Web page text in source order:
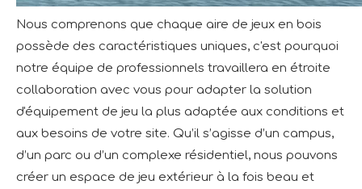
Nous comprenons que chaque aire de jeux en bois
possède des caractéristiques uniques, c'est pourquoi
notre équipe de professionnels travaillera en étroite
collaboration avec vous pour adapter la solution
d'équipement de jeu la plus adaptée aux conditions et
aux besoins de votre site. Qu’il s’agisse d’un campus,
d’un parc ou d’un complexe résidentiel, nous pouvons
créer un espace de jeu extérieur à la fois beau et